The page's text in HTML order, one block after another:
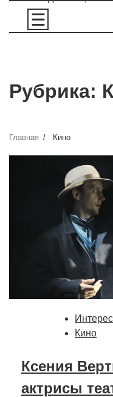
Перейти
содержимому
Рубрика:
Главная Кино
Кино
Ксения
актрисы